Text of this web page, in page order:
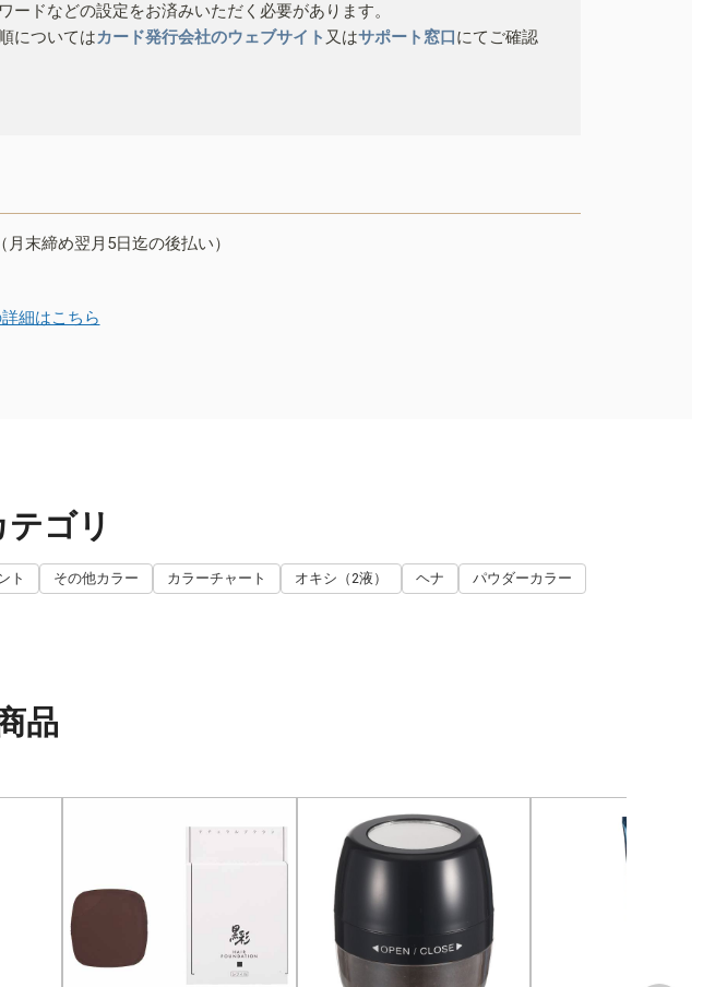
ドなどの設定をお済みいただく必要があります。
についてはカード発行会社のウェブサイト 又はサポート窓口にてご確認
末締め翌月5日迄の後払い）
細はこちら
ゴリ
ト その他カラー カラーチャート オキシ（2液） ヘナ パウダーカラー
品